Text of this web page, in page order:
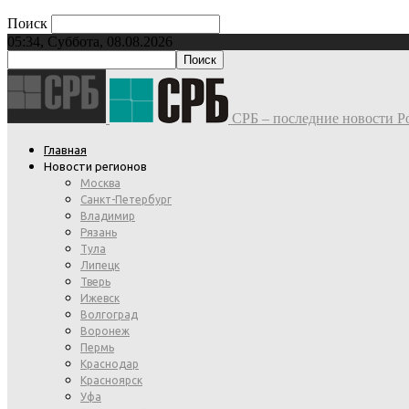
Поиск
05:34, Суббота, 08.08.2026
СРБ – последние новости
Главная
Новости регионов
Москва
Санкт-Петербург
Владимир
Рязань
Тула
Липецк
Тверь
Ижевск
Волгоград
Воронеж
Пермь
Краснодар
Красноярск
Уфа